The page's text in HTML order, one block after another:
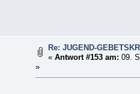
Re: JUGEND-
«Antwort #153 am: 09.
»